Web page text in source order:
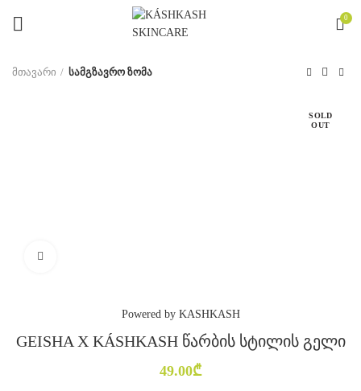
0
მთავარი სამგზავრო ზომა
SOLD
OUT
Powered by KASHKASH
GEISHA X KÁSHKASH წარბის სტილის გელი
49.00₾